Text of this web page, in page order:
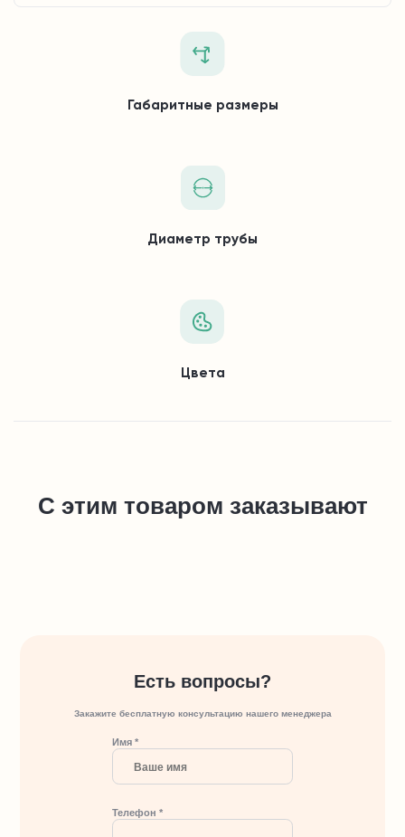
Габаритные размеры
Диаметр трубы
Цвета
С этим товаром заказывают
Есть вопросы?
Закажите бесплатную консультацию нашего менеджера
Имя *
Телефон *